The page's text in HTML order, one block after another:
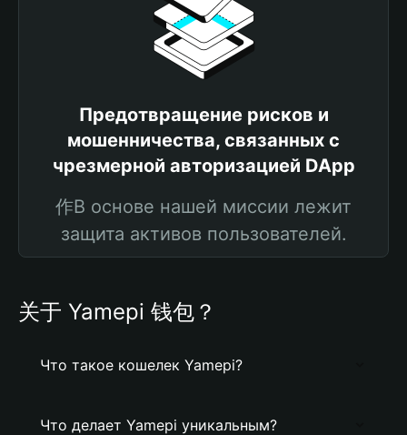
Предотвращение рисков и
мошенничества, связанных с
чрезмерной авторизацией DApp
作В основе нашей миссии лежит
защита активов пользователей.
关于 Yamepi 钱包？
Что такое кошелек Yamepi?
Что делает Yamepi уникальным?